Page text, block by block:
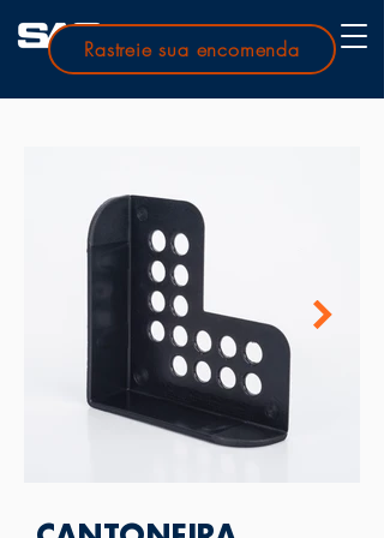
Rastreie sua encomenda